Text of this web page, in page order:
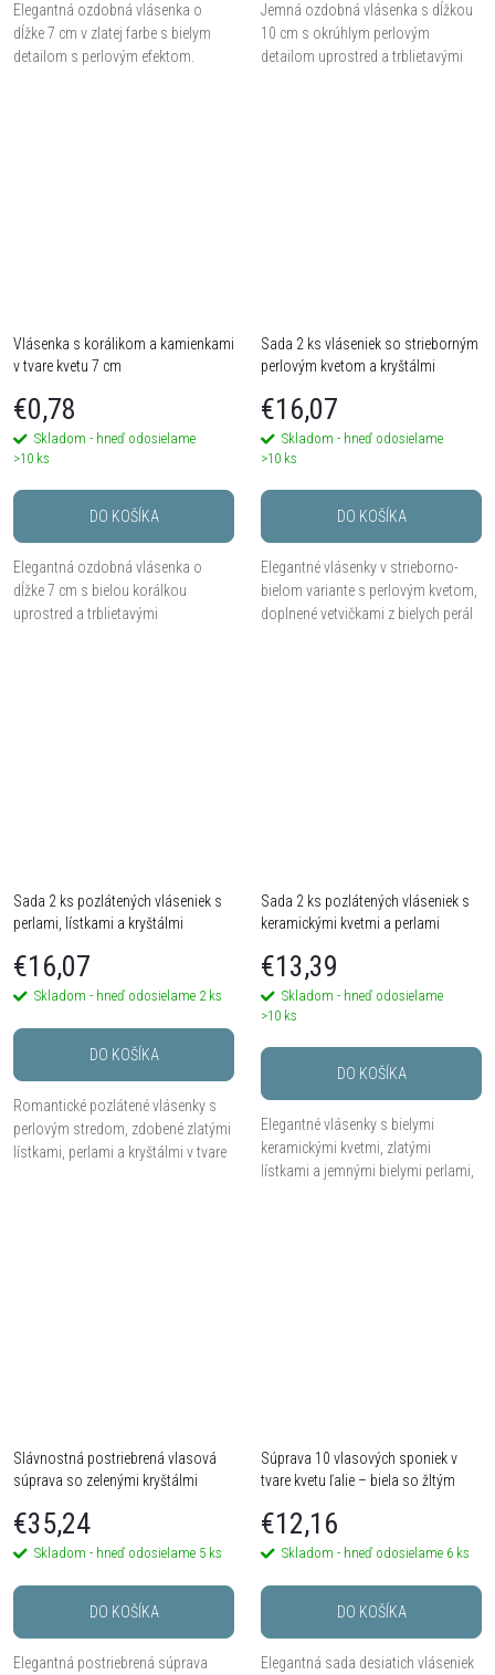
Elegantná ozdobná vlásenka o
dĺžke 7 cm v zlatej farbe s bielym
detailom s perlovým efektom.
Jemná ozdobná vlásenka s dĺžkou
10 cm s okrúhlym perlovým
detailom uprostred a trblietavými
Vlásenka s korálikom a kamienkami
v tvare kvetu 7 cm
€0,78
Skladom - hneď odosielame
>10 ks
DO KOŠÍKA
Elegantná ozdobná vlásenka o
dĺžke 7 cm s bielou korálkou
uprostred a trblietavými
Sada 2 ks vláseniek so strieborným
perlovým kvetom a kryštálmi
€16,07
Skladom - hneď odosielame
>10 ks
DO KOŠÍKA
Elegantné vlásenky v strieborno-
bielom variante s perlovým kvetom,
doplnené vetvičkami z bielych perál
Sada 2 ks pozlátených vláseniek s
perlami, lístkami a kryštálmi
€16,07
Skladom - hneď odosielame 2 ks
DO KOŠÍKA
Romantické pozlátené vlásenky s
perlovým stredom, zdobené zlatými
lístkami, perlami a kryštálmi v tvare
Sada 2 ks pozlátených vláseniek s
keramickými kvetmi a perlami
€13,39
Skladom - hneď odosielame
>10 ks
DO KOŠÍKA
Elegantné vlásenky s bielymi
keramickými kvetmi, zlatými
lístkami a jemnými bielymi perlami,
Slávnostná postriebrená vlasová
súprava so zelenými kryštálmi
€35,24
Skladom - hneď odosielame 5 ks
DO KOŠÍKA
Elegantná postriebrená súprava
Súprava 10 vlasových sponiek v
tvare kvetu ľalie – biela so žltým
€12,16
Skladom - hneď odosielame 6 ks
DO KOŠÍKA
Elegantná sada desiatich vláseniek